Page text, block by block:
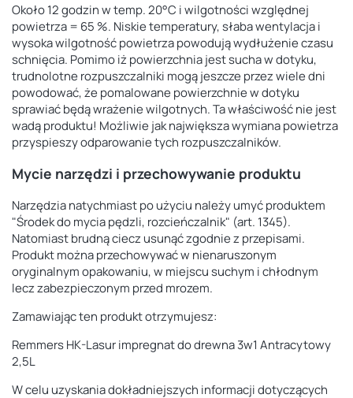
Około 12 godzin w temp. 20°C i wilgotności względnej
powietrza = 65 %. Niskie temperatury, słaba wentylacja i
wysoka wilgotność powietrza powodują wydłużenie czasu
schnięcia. Pomimo iż powierzchnia jest sucha w dotyku,
trudnolotne rozpuszczalniki mogą jeszcze przez wiele dni
powodować, że pomalowane powierzchnie w dotyku
sprawiać będą wrażenie wilgotnych. Ta właściwość nie jest
wadą produktu! Możliwie jak największa wymiana powietrza
przyspieszy odparowanie tych rozpuszczalników.
Mycie narzędzi i przechowywanie produktu
Narzędzia natychmiast po użyciu należy umyć produktem
"Środek do mycia pędzli, rozcieńczalnik" (art. 1345).
Natomiast brudną ciecz usunąć zgodnie z przepisami.
Produkt można przechowywać w nienaruszonym
oryginalnym opakowaniu, w miejscu suchym i chłodnym
lecz zabezpieczonym przed mrozem.
Zamawiając ten produkt otrzymujesz:
Remmers HK-Lasur impregnat do drewna 3w1 Antracytowy
2,5L
W celu uzyskania dokładniejszych informacji dotyczących